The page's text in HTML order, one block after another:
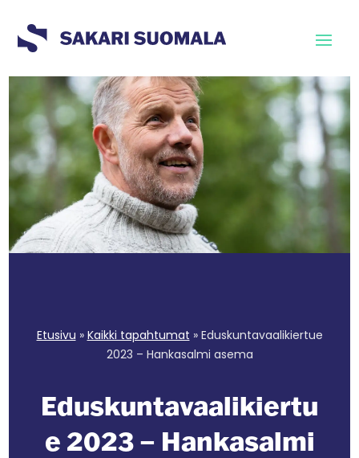
Etusivu » Kaikki tapahtumat » Eduskuntavaalikiertue
2023 – Hankasalmi asema
Eduskuntavaalikiertu
e 2023 – Hankasalmi